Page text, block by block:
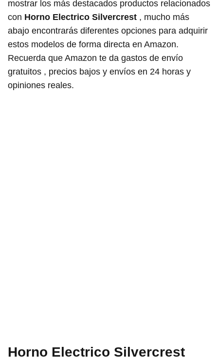
mostrar los más destacados productos relacionados
con Horno Electrico Silvercrest , mucho más
abajo encontrarás diferentes opciones para adquirir
estos modelos de forma directa en Amazon.
Recuerda que Amazon te da gastos de envío
gratuitos , precios bajos y envíos en 24 horas y
opiniones reales.
Horno Electrico Silvercrest